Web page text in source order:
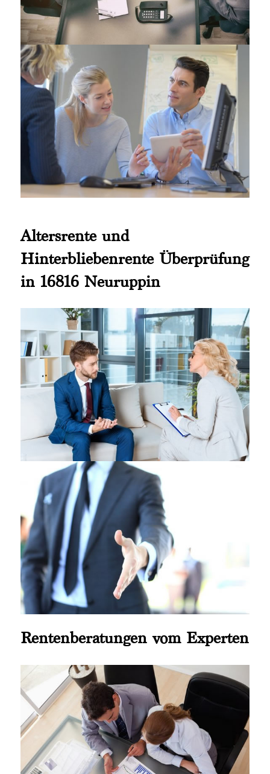
Altersrente und
Hinterbliebenrente Überprüfung
in 16816 Neuruppin
Rentenberatungen vom Experten